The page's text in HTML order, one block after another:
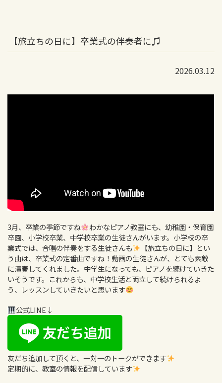
【旅立ちの日に】卒業式の伴奏者に♫
2026.03.12
3月、卒業の季節ですね
わかなピアノ教室にも、幼稚園・保育園
卒園、小学校卒業、中学校卒業の生徒さんがいます。小学校の卒
業式では、合唱の伴奏をする生徒さんも
【旅立ちの日に】とい
う曲は、卒業式の定番曲ですね！動画の生徒さんが、とても素敵
に演奏してくれました。中学生になっても、ピアノを続けていきた
いそうです。これからも、中学校生活と両立して続けられるよ
う、レッスンしていきたいと思います
公式LINE↓
友だち追加して頂くと、一対一のトークができます
定期的に、教室の情報を配信しています